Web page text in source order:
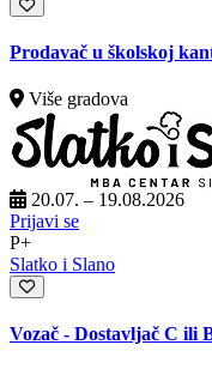
Prodavač u školskoj
Više gradova
20.07. – 19.08.2026
Prijavi se
P+
Slatko i Slano
Vozač - Dostavljač C ili